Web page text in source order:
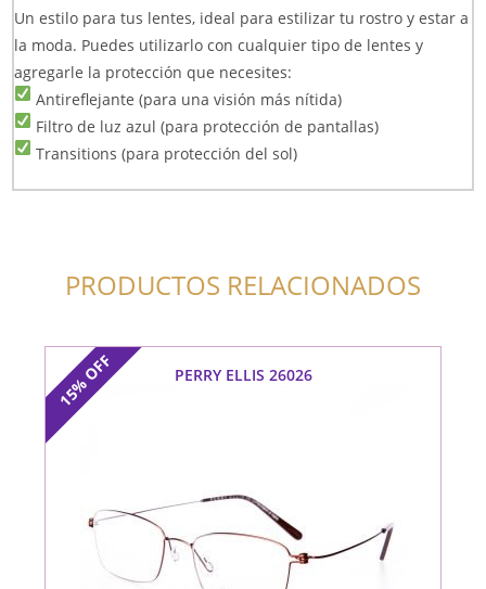
Un estilo para tus lentes, ideal para estilizar tu rostro y estar a
la moda. Puedes utilizarlo con cualquier tipo de lentes y
agregarle la protección que necesites:
Antireflejante (para una visión más nítida)
Filtro de luz azul (para protección de pantallas)
Transitions (para protección del sol)
PRODUCTOS RELACIONADOS
15%
OFF PERRY ELLIS 26026